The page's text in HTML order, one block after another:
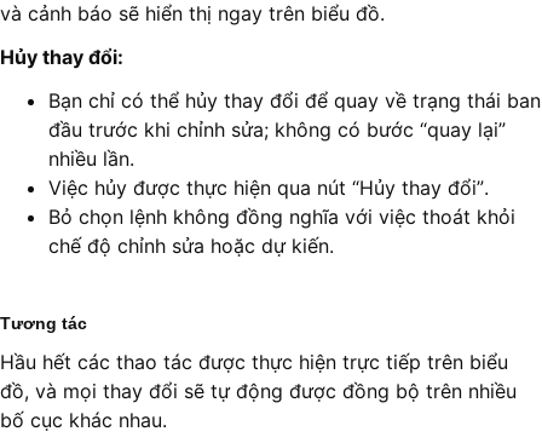
và cảnh báo sẽ hiển thị ngay trên biểu đồ.
Hủy thay đổi:
Bạn chỉ có thể hủy thay đổi để quay về trạng thái ban
đầu trước khi chỉnh sửa; không có bước “quay lại”
nhiều lần.
Việc hủy được thực hiện qua nút “Hủy thay đổi”.
Bỏ chọn lệnh không đồng nghĩa với việc thoát khỏi
chế độ chỉnh sửa hoặc dự kiến.
Tương tác
Hầu hết các thao tác được thực hiện trực tiếp trên biểu
đồ, và mọi thay đổi sẽ tự động được đồng bộ trên nhiều
bố cục khác nhau.